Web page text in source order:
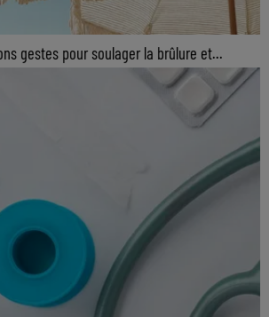
gestes pour soulager la brûlure et...